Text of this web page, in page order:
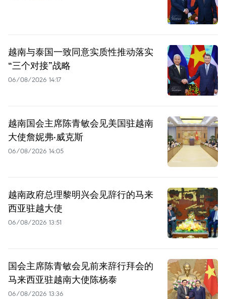
越南与泰国一致同意实质性推动落实
“三个对接”战略
06/08/2026 14:17
越南国会主席陈青敏会见美国驻越南
大使詹妮弗·威克斯
06/08/2026 14:05
越南政府总理黎明兴会见辞行的马来
西亚驻越大使
06/08/2026 13:51
国会主席陈青敏会见前来辞行拜会的
马来西亚驻越南大使陈杨泰
06/08/2026 13:36